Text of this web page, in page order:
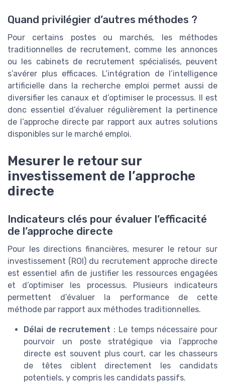
Quand privilégier d’autres méthodes ?
Pour certains postes ou marchés, les méthodes
traditionnelles de recrutement, comme les annonces
ou les cabinets de recrutement spécialisés, peuvent
s’avérer plus efficaces. L’intégration de l’intelligence
artificielle dans la recherche emploi permet aussi de
diversifier les canaux et d’optimiser le processus. Il est
donc essentiel d’évaluer régulièrement la pertinence
de l’approche directe par rapport aux autres solutions
disponibles sur le marché emploi.
Mesurer le retour sur
investissement de l’approche
directe
Indicateurs clés pour évaluer l’efficacité
de l’approche directe
Pour les directions financières, mesurer le retour sur
investissement (ROI) du recrutement approche directe
est essentiel afin de justifier les ressources engagées
et d’optimiser les processus. Plusieurs indicateurs
permettent d’évaluer la performance de cette
méthode par rapport aux méthodes traditionnelles.
Délai de recrutement : Le temps nécessaire pour
pourvoir un poste stratégique via l’approche
directe est souvent plus court, car les chasseurs
de têtes ciblent directement les candidats
potentiels, y compris les candidats passifs.